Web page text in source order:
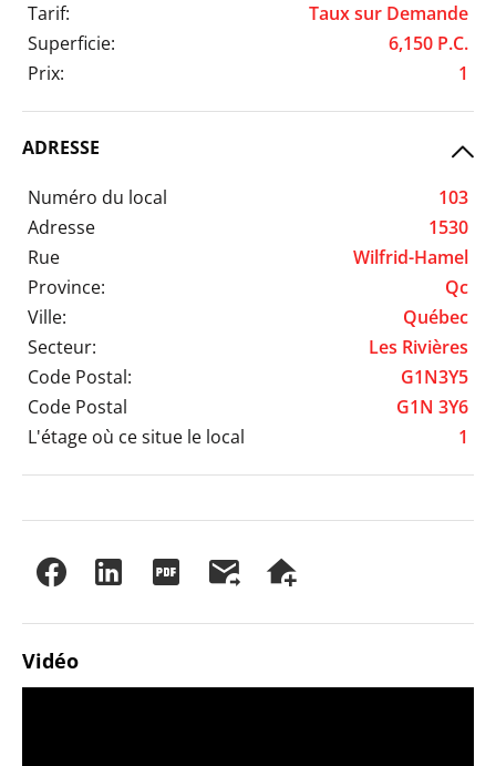
Tarif:
Taux sur Demande
Superficie:
6,150 P.C.
Prix:
1
ADRESSE
Numéro du local
103
Adresse
1530
Rue
Wilfrid-Hamel
Province:
Qc
Ville:
Québec
Secteur:
Les Rivières
Code Postal:
G1N3Y5
Code Postal
G1N 3Y6
L'étage où ce situe le local
1
Vidéo